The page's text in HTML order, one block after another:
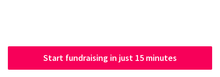
Start fundraising in just 15 minutes